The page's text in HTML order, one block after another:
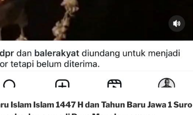
Islam Islam 1447 H dan Tahun Baru Jawa 1 Suro